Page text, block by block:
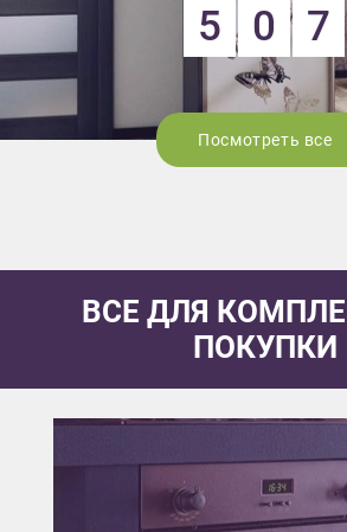
5 0 7
Посмотреть все
ВСЕ ДЛЯ
ПОКУПКИ